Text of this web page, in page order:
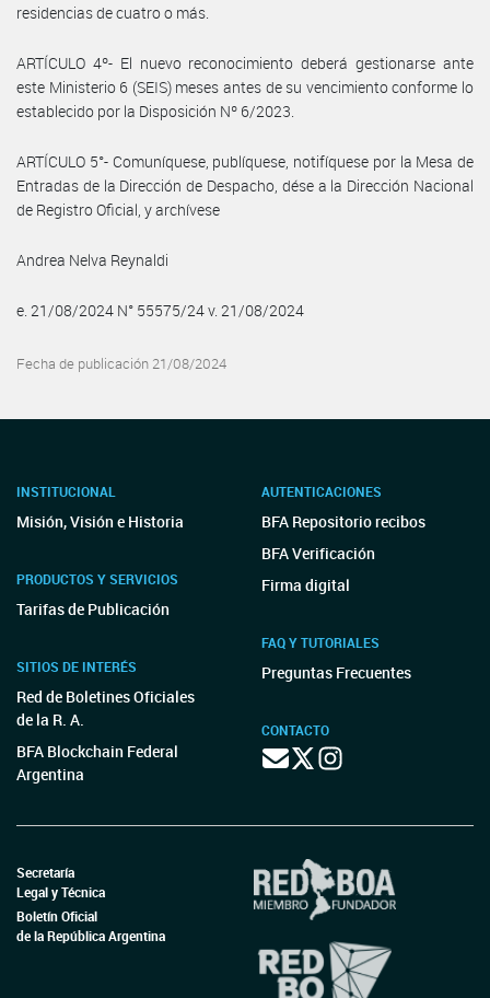
residencias de cuatro o más.
ARTÍCULO 4º- El nuevo reconocimiento deberá gestionarse ante
este Ministerio 6 (SEIS) meses antes de su vencimiento conforme lo
establecido por la Disposición Nº 6/2023.
ARTÍCULO 5°- Comuníquese, publíquese, notifíquese por la Mesa de
Entradas de la Dirección de Despacho, dése a la Dirección Nacional
de Registro Oficial, y archívese
Andrea Nelva Reynaldi
e. 21/08/2024 N° 55575/24 v. 21/08/2024
Fecha de publicación 21/08/2024
INSTITUCIONAL
Misión, Visión e Historia
PRODUCTOS Y SERVICIOS
Tarifas de Publicación
SITIOS DE INTERÉS
Red de Boletines Oficiales
de la R. A.
BFA Blockchain Federal
Argentina
AUTENTICACIONES
BFA Repositorio recibos
BFA Verificación
Firma digital
FAQ Y TUTORIALES
Preguntas Frecuentes
CONTACTO
Secretaría
Legal y Técnica
Boletín Oficial
de la República Argentina